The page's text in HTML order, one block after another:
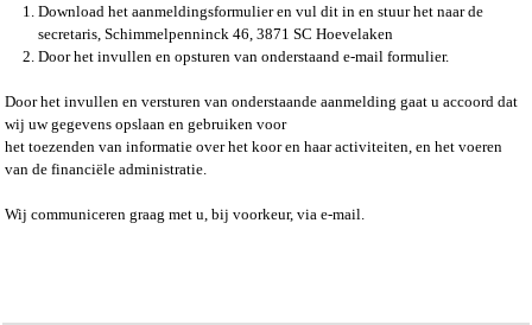
Download het aanmeldingsformulier en vul dit in en stuur het naar de
secretaris,Schimmelpenninck 46, 3871 SC Hoevelaken
Door het invullen en opsturen van onderstaand e-mail formulier.
Door het invullen en versturen van onderstaande aanmelding gaat u accoord dat
wij uw gegevens opslaan en gebruiken voor
het toezenden van informatie over het koor en haar activiteiten, en het voeren
van de financiële administratie.
Wij communiceren graag met u, bij voorkeur, via e-mail.